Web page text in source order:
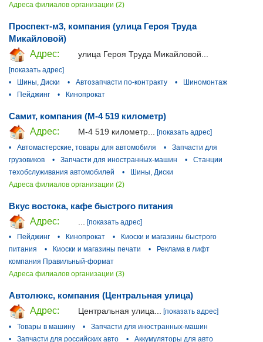
Адреса филиалов организации (2)
Проспект-м3, компания (улица Героя Труда
Микайловой)
Адрес:
улица Героя Труда Микайловой...
[показать адрес]
•
Шины, Диски • Автозапчасти по-контракту •
Шиномонтаж
•
Пейджинг • Кинопрокат
Самит, компания (М-4 519 километр)
Адрес:
М-4 519 километр...
[показать адрес]
•
Автомастерские, товары для автомобиля •
Запчасти для
грузовиков
• Запчасти для иностранных-машин •
Станции
техобслуживания автомобилей
•
Шины, Диски
Адреса филиалов организации (2)
Вкус востока, кафе быстрого питания
Адрес:
[показать адрес]
•
Пейджинг • Кинопрокат •
Киоски и магазины быстрого
питания
• Киоски и магазины печати •
Реклама в лифт
компания Правильный-формат
Адреса филиалов организации (3)
Автолюкс, компания (Центральная улица)
Адрес:
Центральная улица... [показать адрес]
•
Товары в машину •
Запчасти для иностранных-машин
•
Запчасти для российских авто •
Аккумуляторы для авто